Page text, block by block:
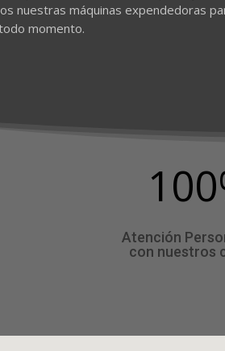
nuestras máquinas expendedoras
momento.
100
Atención
con nuestros